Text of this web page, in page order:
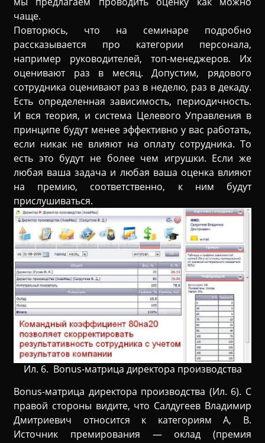
чаще.
Повторюсь, что на семинаре подробно
рассказывается про категории персонала,
например руководителей, топ-менеджеров. Их
оценивают раз в месяц. Допустим, рядового
сотрудника оценивают раз в неделю, раз в декаду.
Есть определенная зависимость, периодичность.
И вся теория, и система Целевого Управления в
принципе будут менее эффективно у вас работать,
если никак не влияют на оплату сотрудника. То
есть это будут не более чем игрушки. Если же
любая ваша задача и любая ваша оценка влияют
на премию, соответственно, к ним будут
прислушиваться.
Ил. 6. Bonus-матрица директора производства
Bonus-матрица директора производства (Ил. 6). С
правой стороны видите, что Салдугеев Владимир
Дмитриевич относится к категориям А, В.
Источник премирования — оклад (премия